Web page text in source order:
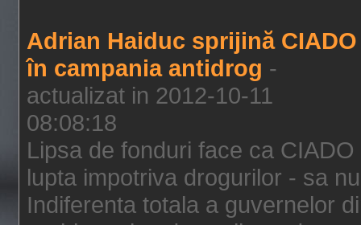
Adrian Haiduc sprijină CIADO
în campania antidrog -
actualizat in 2012-10-11
08:08:18
Lipsa de fonduri face ca
lupta impotriva drogurilor - sa
Indiferenta totala a guvernelor